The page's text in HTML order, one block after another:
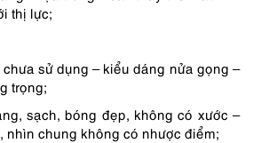
thị lực;
sử dụng – kiểu dáng nửa gọng –
trọng;
sạch, bóng đẹp, không có xước –
nhìn chung không có nhược điểm;